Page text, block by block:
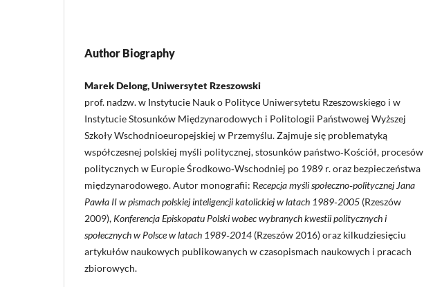
Author Biography
Marek Delong, Uniwersytet Rzeszowski
prof. nadzw. w Instytucie Nauk o Polityce Uniwersytetu Rzeszowskiego i w
Instytucie Stosunków Międzynarodowych i Politologii Państwowej Wyższej
Szkoły Wschodnioeuropejskiej w Przemyślu. Zajmuje się problematyką
współczesnej polskiej myśli politycznej, stosunków państwo‑Kościół, procesów
politycznych w Europie Środkowo‑Wschodniej po 1989 r. oraz bezpieczeństwa
międzynarodowego. Autor monografii: Recepcja myśli społeczno‑politycznej Jana
Pawła II w pismach polskiej inteligencji katolickiej w latach 1989‑2005 (Rzeszów
2009), Konferencja Episkopatu Polski wobec wybranych kwestii politycznych i
społecznych w Polsce w latach 1989‑2014 (Rzeszów 2016) oraz kilkudziesięciu
artykułów naukowych publikowanych w czasopismach naukowych i pracach
zbiorowych.